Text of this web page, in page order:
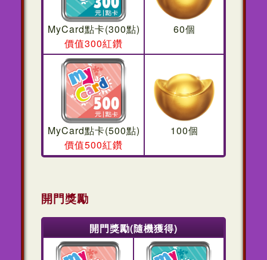
MyCard點卡(300點)
價值300紅鑽
60個
MyCard點卡(500點)
價值500紅鑽
100個
開門獎勵
開門獎勵(隨機獲得)